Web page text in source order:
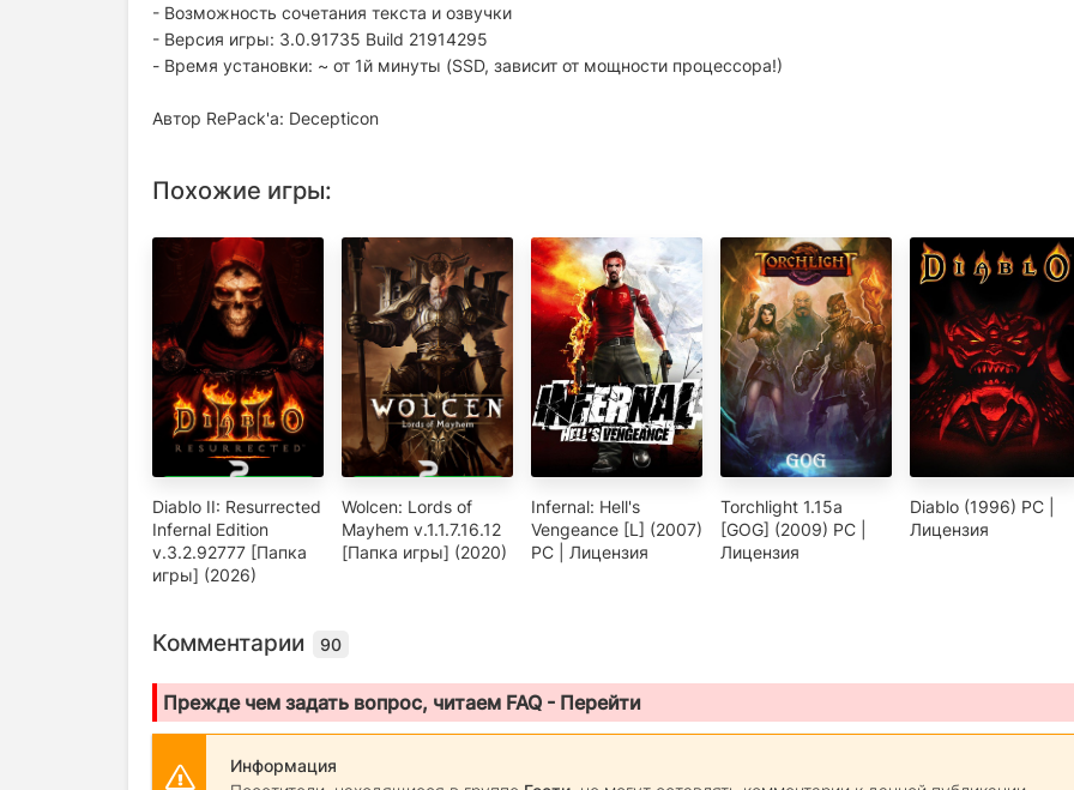
- Возможность сочетания текста и озвучки
- Версия игры: 3.0.91735 Build 21914295
- Время установки: ~ от 1й минуты (SSD, зависит от мощности процессора!)
Автор RePack'a: Decepticon
Похожие игры:
Diablo II: Resurrected
Infernal Edition
v.3.2.92777 [Папка
игры] (2026)
Wolcen: Lords of
Mayhem v.1.1.7.16.12
[Папка игры] (2020)
Infernal: Hell's
Vengeance [L] (2007)
PC | Лицензия
Torchlight 1.15a
[GOG] (2009) PC |
Лицензия
Diablo (1996) PC |
Лицензия
Комментарии 90
Прежде чем задать вопрос, читаем FAQ - Перейти
Информация